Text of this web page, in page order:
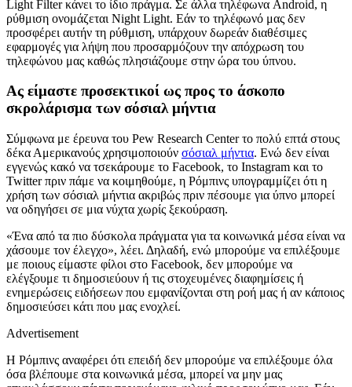
Light Filter κάνει το ίδιο πράγμα. Σε άλλα τηλέφωνα Android, η
ρύθμιση ονομάζεται Night Light. Εάν το τηλέφωνό μας δεν
προσφέρει αυτήν τη ρύθμιση, υπάρχουν δωρεάν διαθέσιμες
εφαρμογές για λήψη που προσαρμόζουν την απόχρωση του
τηλεφώνου μας καθώς πλησιάζουμε στην ώρα του ύπνου.
Ας είμαστε προσεκτικοί ως προς το άσκοπο
σκρολάρισμα των σόσιαλ μήντια
Σύμφωνα με έρευνα του Pew Research Center το πολύ επτά στους
δέκα Αμερικανούς χρησιμοποιούν σόσιαλ μήντια. Ενώ δεν είναι
εγγενώς κακό να τσεκάρουμε το Facebook, το Instagram και το
Twitter πριν πάμε να κοιμηθούμε, η Ρόμπινς υπογραμμίζει ότι η
χρήση των σόσιαλ μήντια ακριβώς πριν πέσουμε για ύπνο μπορεί
να οδηγήσει σε μια νύχτα χωρίς ξεκούραση.
«Ένα από τα πιο δύσκολα πράγματα για τα κοινωνικά μέσα είναι να
χάσουμε τον έλεγχο», λέει. Δηλαδή, ενώ μπορούμε να επιλέξουμε
με ποιους είμαστε φίλοι στο Facebook, δεν μπορούμε να
ελέγξουμε τι δημοσιεύουν ή τις στοχευμένες διαφημίσεις ή
ενημερώσεις ειδήσεων που εμφανίζονται στη ροή μας ή αν κάποιος
δημοσιεύσει κάτι που μας ενοχλεί.
Advertisement
Η Ρόμπινς αναφέρει ότι επειδή δεν μπορούμε να επιλέξουμε όλα
όσα βλέπουμε στα κοινωνικά μέσα, μπορεί να μην μας